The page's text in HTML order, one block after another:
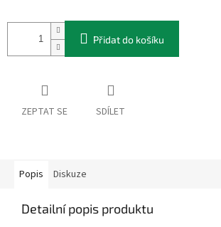
Přidat do košíku
ZEPTAT SE SDÍLET
Popis Diskuze
Detailní popis produktu